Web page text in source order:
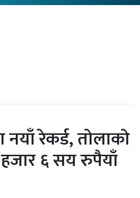
रेकर्ड, तोलाको
६ सय रुपैयाँ